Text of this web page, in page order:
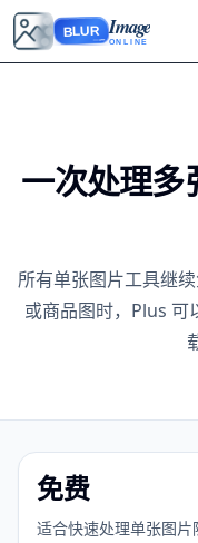
BLUR Image
ONLINE
一次处理多
所有单张图片工具继
或商品图时，Plus 可
免费
适合快速处理单张图